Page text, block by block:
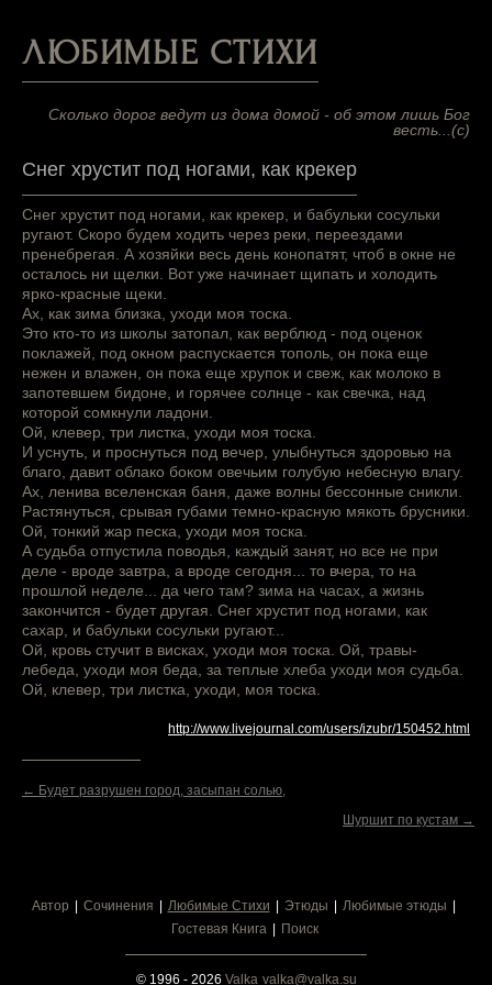
ЛЮБИМЫЕ СТИХИ
Сколько дорог ведут из дома домой - об этом лишь Бог
весть...(с)
Снег хрустит под ногами, как крекер
Снег хрустит под ногами, как крекер, и бабульки сосульки
ругают. Скоро будем ходить через реки, переездами
пренебрегая. А хозяйки весь день конопатят, чтоб в окне не
осталось ни щелки. Вот уже начинает щипать и холодить
ярко-красные щеки.
Ах, как зима близка, уходи моя тоска.
Это кто-то из школы затопал, как верблюд - под оценок
поклажей, под окном распускается тополь, он пока еще
нежен и влажен, он пока еще хрупок и свеж, как молоко в
запотевшем бидоне, и горячее солнце - как свечка, над
которой сомкнули ладони.
Ой, клевер, три листка, уходи моя тоска.
И уснуть, и проснуться под вечер, улыбнуться здоровью на
благо, давит облако боком овечьим голубую небесную влагу.
Ах, ленива вселенская баня, даже волны бессонные сникли.
Растянуться, срывая губами темно-красную мякоть брусники.
Ой, тонкий жар песка, уходи моя тоска.
А судьба отпустила поводья, каждый занят, но все не при
деле - вроде завтра, а вроде сегодня... то вчера, то на
прошлой неделе... да чего там? зима на часах, а жизнь
закончится - будет другая. Снег хрустит под ногами, как
сахар, и бабульки сосульки ругают...
Ой, кровь стучит в висках, уходи моя тоска. Ой, травы-
лебеда, уходи моя беда, за теплые хлеба уходи моя судьба.
Ой, клевер, три листка, уходи, моя тоска.
http://www.livejournal.com/users/izubr/150452.html
← Будет разрушен город, засыпан солью,
Шуршит по кустам →
Автор Сочинения Любимые Стихи Этюды
Любимые этюды
Гостевая Книга
Поиск
© 1996 - 2026 Valka valka@valka.su